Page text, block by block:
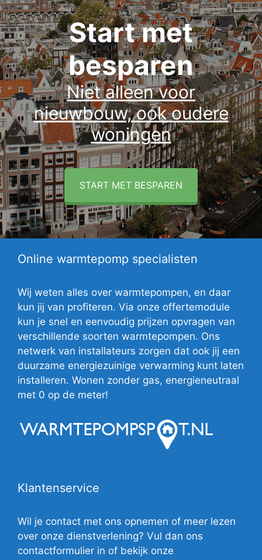
Start met
besparen
Niet alleen voor
nieuwbouw, ook oudere
woningen
START MET BESPAREN
Online warmtepomp specialisten
Wij weten alles over warmtepompen, en daar
kun jij van profiteren. Via onze offertemodule
kun je snel en eenvoudig prijzen opvragen van
verschillende soorten warmtepompen. Ons
netwerk van installateurs zorgen dat ook jij een
duurzame energiezuinige verwarming kunt laten
installeren. Wonen zonder gas, energieneutraal
met 0 op de meter!
Klantenservice
Wil je contact met ons opnemen of meer lezen
over onze dienstverlening? Vul dan ons
contactformulier in of bekijk onze